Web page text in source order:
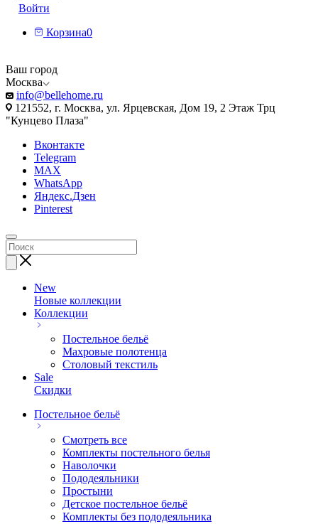
Войти
Корзина0
Ваш город
Москва
info@bellehome.ru
121552, г. Москва, ул. Ярцевская, Дом 19, 2 Этаж Трц
"Кунцево Плаза"
Вконтакте
Telegram
MAX
WhatsApp
Яндекс.Дзен
Pinterest
New
Новые коллекции
Коллекции
Постельное бельё
Махровые полотенца
Столовый текстиль
Sale
Скидки
Постельное бельё
Смотреть все
Комплекты постельного белья
Наволочки
Пододеяльники
Простыни
Детское постельное бельё
Комплекты без пододеяльника